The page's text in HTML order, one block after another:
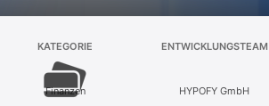
KATEGORIE
Finanzen
ENTWICKLUNGSTEAM
HYPOFY GmbH